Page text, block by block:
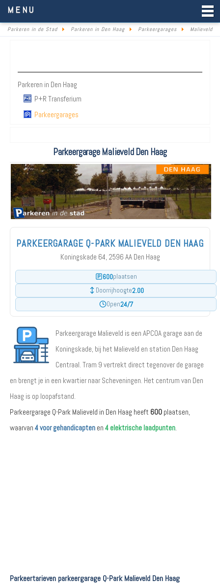
MENU
Parkeren in de Stad Parkeren in Den Haag Parkeergarages Malieveld
Parkeren in Den Haag
P+R Transferium
Parkeergarages
Parkeergarage Malieveld Den Haag
PARKEERGARAGE Q-PARK MALIEVELD DEN HAAG
Koningskade 64, 2596 AA Den Haag
600plaatsen
Doorrijhoogte2.00
Open24/7
Parkeergarage Malieveld is een APCOA garage aan de
Koningskade, bij het Malieveld en station Den Haag
Centraal. Tram 9 vertrekt direct tegenover de garage
en brengt je in een kwartier naar Scheveningen. Het centrum van Den
Haag is op loopafstand.
Parkeergarage Q-Park Malieveld in Den Haag heeft 600 plaatsen,
waarvan 4 voor gehandicapten en 4 elektrische laadpunten
Parkeertarieven parkeergarage Q-Park Malieveld Den Haag